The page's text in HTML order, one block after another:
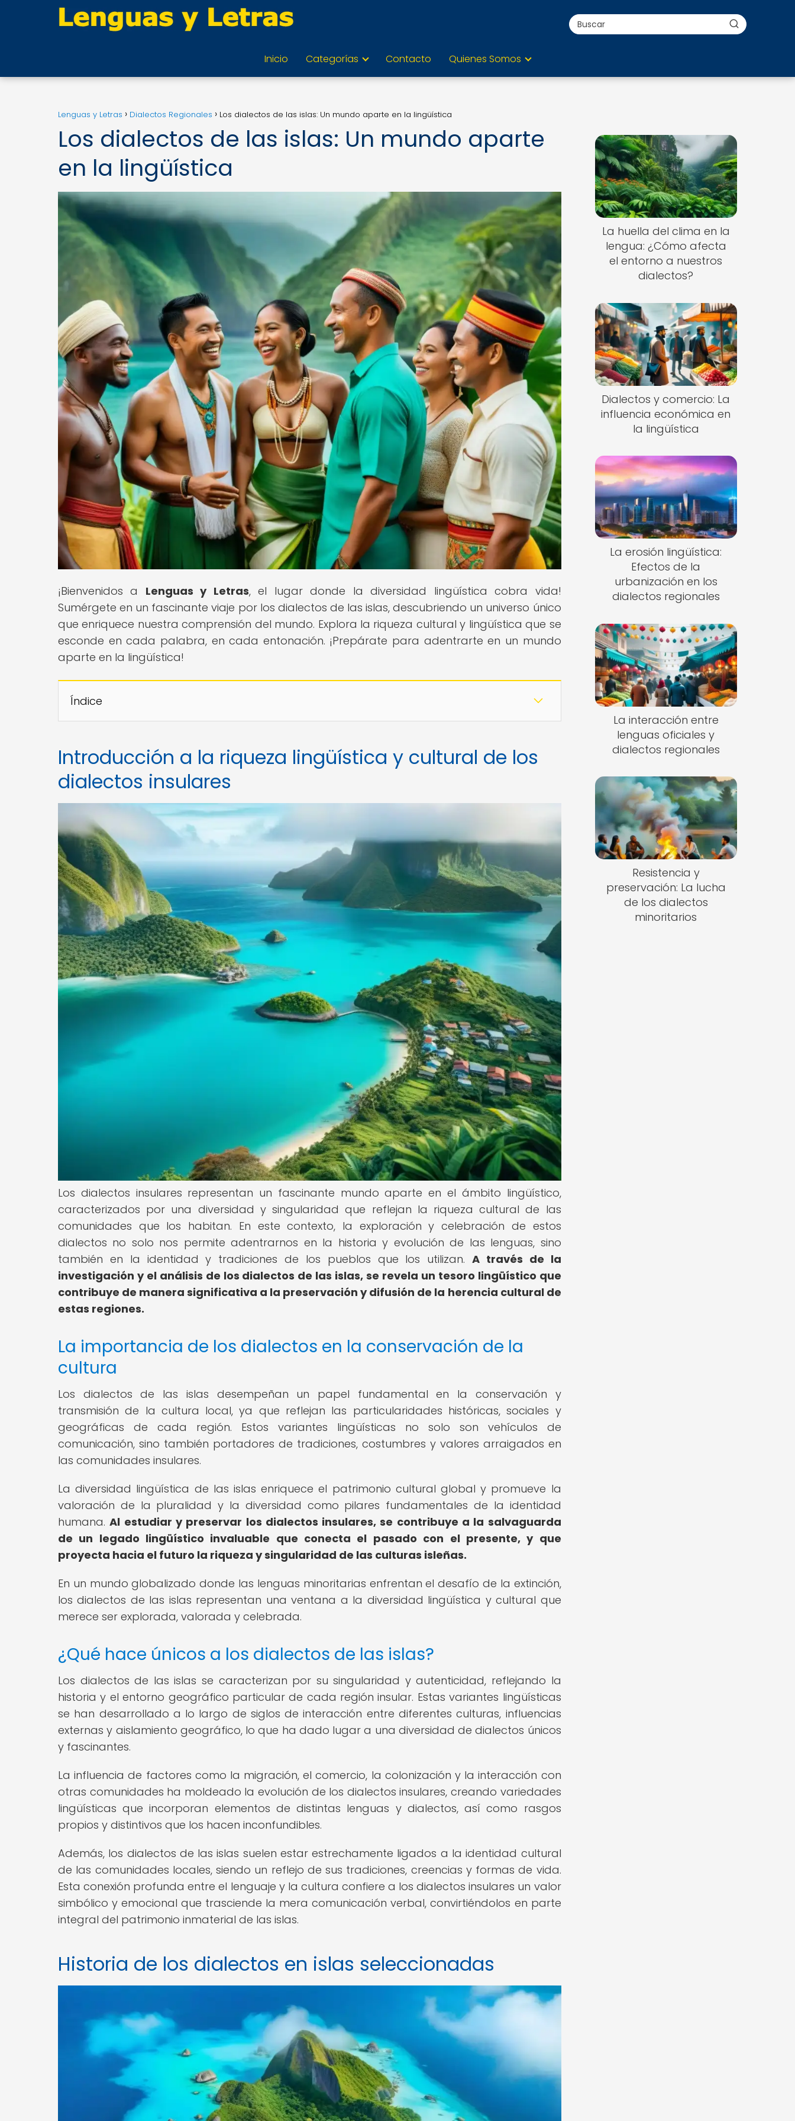
Inicio Categorías Contacto Quienes Somos
Lenguas y Letras Dialectos Regionales Los dialectos de las islas: Un mundo aparte en la lingüística
Los dialectos de las islas: Un mundo aparte
en la lingüística
¡Bienvenidos a Lenguas y Letras, el lugar donde la diversidad lingüística cobra vida!
Sumérgete en un fascinante viaje por los dialectos de las islas, descubriendo un universo único
que enriquece nuestra comprensión del mundo. Explora la riqueza cultural y lingüística que se
esconde en cada palabra, en cada entonación. ¡Prepárate para adentrarte en un mundo
aparte en la lingüística!
Índice
Introducción a la riqueza lingüística y cultural de los
dialectos insulares
Los dialectos insulares representan un fascinante mundo aparte en el ámbito lingüístico,
caracterizados por una diversidad y singularidad que reflejan la riqueza cultural de las
comunidades que los habitan. En este contexto, la exploración y celebración de estos
dialectos no solo nos permite adentrarnos en la historia y evolución de las lenguas, sino
también en la identidad y tradiciones de los pueblos que los utilizan.A través de la
investigación y el análisis de los dialectos de las islas, se revela un tesoro lingüístico que
contribuye de manera significativa a la preservación y difusión de la herencia cultural de
estas regiones.
La importancia de los dialectos en la conservación de la
cultura
Los dialectos de las islas desempeñan un papel fundamental en la conservación y
transmisión de la cultura local, ya que reflejan las particularidades históricas, sociales y
geográficas de cada región. Estos variantes lingüísticas no solo son vehículos de
comunicación, sino también portadores de tradiciones, costumbres y valores arraigados en
las comunidades insulares.
La diversidad lingüística de las islas enriquece el patrimonio cultural global y promueve la
valoración de la pluralidad y la diversidad como pilares fundamentales de la identidad
humana.Al estudiar y preservar los dialectos insulares, se contribuye a la salvaguarda
de un legado lingüístico invaluable que conecta el pasado con el presente, y que
proyecta hacia el futuro la riqueza y singularidad de las culturas isleñas.
En un mundo globalizado donde las lenguas minoritarias enfrentan el desafío de la extinción,
los dialectos de las islas representan una ventana a la diversidad lingüística y cultural que
merece ser explorada, valorada y celebrada.
¿Qué hace únicos a los dialectos de las islas?
Los dialectos de las islas se caracterizan por su singularidad y autenticidad, reflejando la
historia y el entorno geográfico particular de cada región insular. Estas variantes lingüísticas
se han desarrollado a lo largo de siglos de interacción entre diferentes culturas, influencias
externas y aislamiento geográfico, lo que ha dado lugar a una diversidad de dialectos únicos
y fascinantes.
La influencia de factores como la migración, el comercio, la colonización y la interacción con
otras comunidades ha moldeado la evolución de los dialectos insulares, creando variedades
lingüísticas que incorporan elementos de distintas lenguas y dialectos, así como rasgos
propios y distintivos que los hacen inconfundibles.
Además, los dialectos de las islas suelen estar estrechamente ligados a la identidad cultural
de las comunidades locales, siendo un reflejo de sus tradiciones, creencias y formas de vida.
Esta conexión profunda entre el lenguaje y la cultura confiere a los dialectos insulares un valor
simbólico y emocional que trasciende la mera comunicación verbal, convirtiéndolos en parte
integral del patrimonio inmaterial de las islas.
Historia de los dialectos en islas seleccionadas
La huella del clima en la
lengua: ¿Cómo afecta
el entorno a nuestros
dialectos?
Dialectos y comercio: La
influencia económica en
la lingüística
La erosión lingüística:
Efectos de la
urbanización en los
dialectos regionales
La interacción entre
lenguas oficiales y
dialectos regionales
Resistencia y
preservación: La lucha
de los dialectos
minoritarios